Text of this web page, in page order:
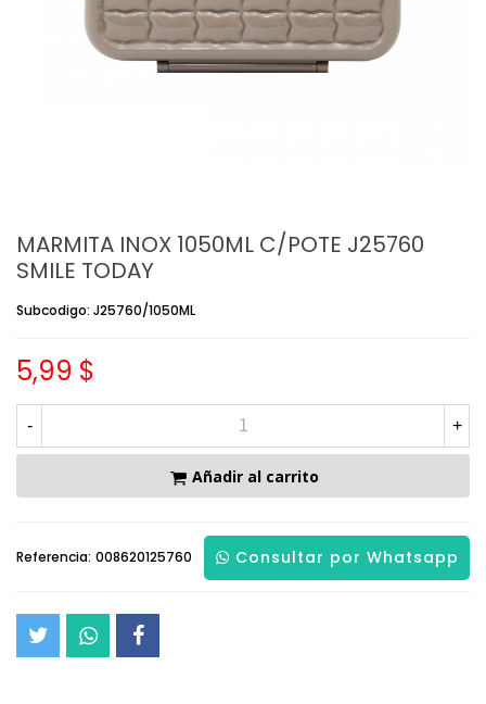
MARMITA INOX 1050ML C/POTE J25760
SMILE TODAY
Subcodigo: J25760/1050ML
5,99 $
- +
Añadir al carrito
Referencia: 008620125760 Consultar por Whatsapp